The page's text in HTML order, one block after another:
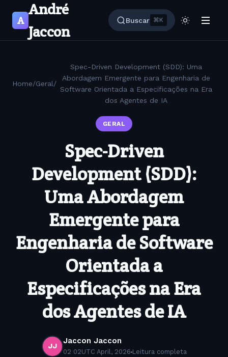
A
André
Jaccon
Buscar ⌘K
Home/Geral/
Spec-Driven Development (SDD): Uma
Abordagem Emergente para Engenharia de
Software Orientada a Especificações na Era
dos Agentes de IA
GERAL
Spec-Driven
Development (SDD):
Uma Abordagem
Emergente para
Engenharia de Software
Orientada a
Especificações na Era
dos Agentes de IA
JJ
Jaccon Jaccon
02 02UTC April, 2026 Leitura completa